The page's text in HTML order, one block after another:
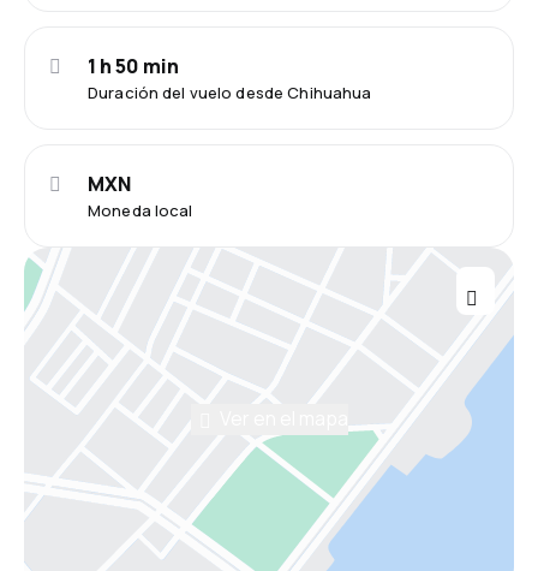
Duración del vuelo desde Chihuahua
1 h 50 min
Moneda local
MXN